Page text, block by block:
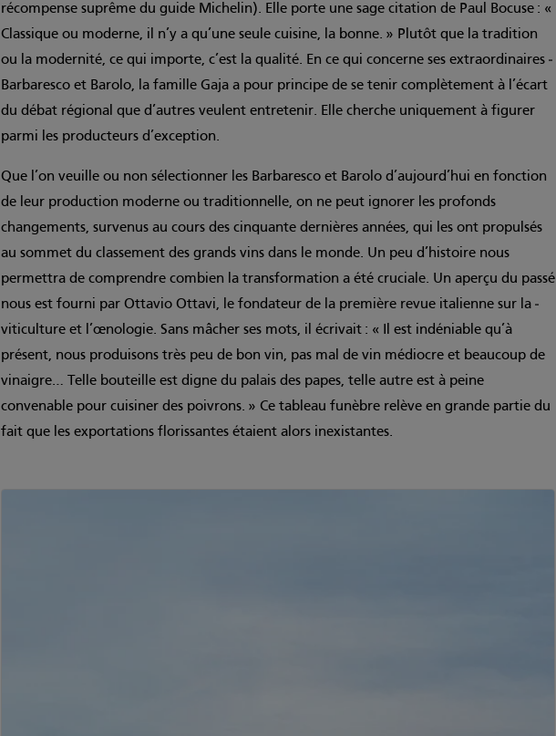
récompense suprême du guide Michelin). Elle porte une sage ­citation de Paul Bocuse : «
Classique ou moderne, il n’y a qu’une seule cuisine, la bonne. » Plutôt que la tradition
ou la modernité, ce qui importe, c’est la qualité. En ce qui concerne ses extraordinaires ­
Barbaresco et Barolo, la famille Gaja a pour principe de se tenir complètement à l’écart
du débat régional que d’autres veulent entretenir. Elle cherche uniquement à figurer
parmi les producteurs d’exception.
Que l’on veuille ou non sélectionner les Barbaresco et Barolo d’aujourd’hui en fonction
de leur production moderne ou traditionnelle, on ne peut ignorer les profonds
changements, survenus au cours des cinquante dernières années, qui les ont propulsés
au sommet du classement des grands vins dans le monde. Un peu d’histoire nous
permettra de comprendre combien la transformation a été cruciale. Un aperçu du passé
nous est fourni par Ottavio Ottavi, le fondateur de la première revue italienne sur la ­
viticulture et l’œnologie. Sans mâcher ses mots, il écrivait : « Il est indéniable qu’à
présent, nous produisons très peu de bon vin, pas mal de vin médiocre et beaucoup de
vinaigre… Telle bouteille est digne du palais des papes, telle autre est à peine
convenable pour cuisiner des poivrons. » Ce tableau funèbre ­relève en grande partie du
fait que les exportations florissantes étaient alors inexistantes.